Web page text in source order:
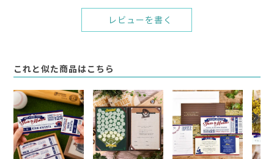
レビューを書く
これと似た商品はこちら